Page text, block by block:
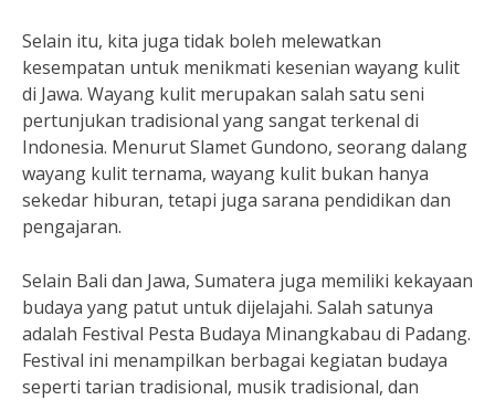
Selain itu, kita juga tidak boleh melewatkan
kesempatan untuk menikmati kesenian wayang kulit
di Jawa. Wayang kulit merupakan salah satu seni
pertunjukan tradisional yang sangat terkenal di
Indonesia. Menurut Slamet Gundono, seorang dalang
wayang kulit ternama, wayang kulit bukan hanya
sekedar hiburan, tetapi juga sarana pendidikan dan
pengajaran.
Selain Bali dan Jawa, Sumatera juga memiliki kekayaan
budaya yang patut untuk dijelajahi. Salah satunya
adalah Festival Pesta Budaya Minangkabau di Padang.
Festival ini menampilkan berbagai kegiatan budaya
seperti tarian tradisional, musik tradisional, dan